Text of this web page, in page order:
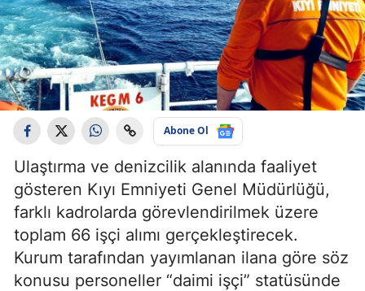
Abone Ol
Ulaştırma ve denizcilik alanında faaliyet
gösteren Kıyı Emniyeti Genel Müdürlüğü,
farklı kadrolarda görevlendirilmek üzere
toplam 66 işçi alımı gerçekleştirecek.
Kurum tarafından yayımlanan ilana göre söz
konusu personeller “daimi işçi” statüsünde